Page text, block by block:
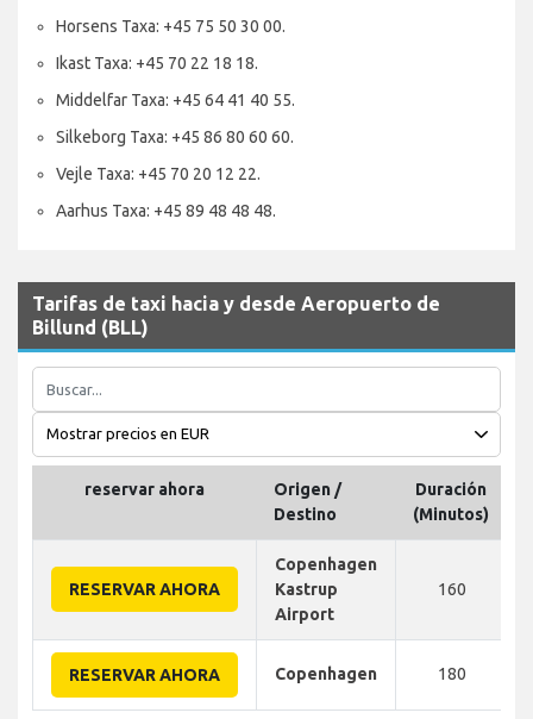
Horsens Taxa: +45 75 50 30 00.
Ikast Taxa: +45 70 22 18 18.
Middelfar Taxa: +45 64 41 40 55.
Silkeborg Taxa: +45 86 80 60 60.
Vejle Taxa: +45 70 20 12 22.
Aarhus Taxa: +45 89 48 48 48.
Tarifas de taxi hacia y desde Aeropuerto de
Billund (BLL)
reservar ahora
Origen /
Destino
Duración
(Minutos)
RESERVAR AHORA
Copenhagen
Kastrup
Airport
160
RESERVAR AHORA Copenhagen 180